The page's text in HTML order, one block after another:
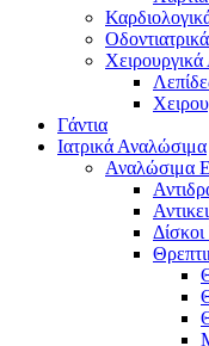
Γάντια
Ιατρικά Αναλώσιμα
Αναλώσιμα